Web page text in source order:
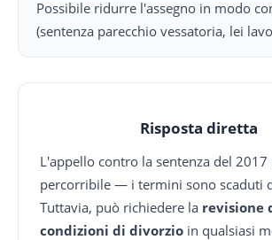
Possibile ridurre l'assegno in modo
(sentenza parecchio vessatoria, lei
Risposta diretta
L'appello contro la sentenza del 2017
percorribile — i termini sono scaduti
Tuttavia, può richiedere la revisione
condizioni di divorzio in qualsiasi